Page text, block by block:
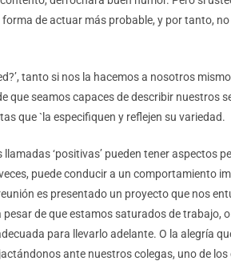
de actuar más probable, y por tanto,
tanto si nos la hacemos a nosotros
que seamos capaces de describir nuestros
que `la especifiquen y reflejen su variedad.
‘positivas’ pueden tener aspectos
puede conducir a un comportamiento
es presentado un proyecto que nos
de que estamos saturados de trabajo,
para llevarlo adelante. O la alegría
ante nuestros colegas, uno de los